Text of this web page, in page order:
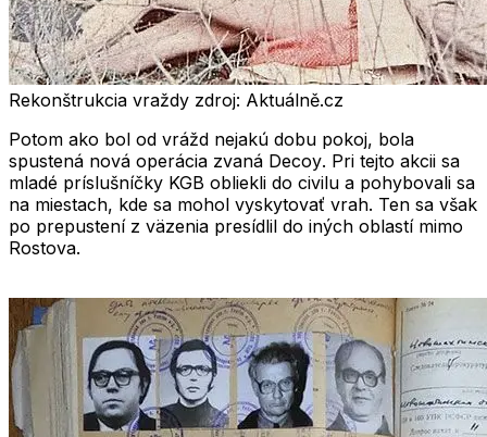
Rekonštrukcia vraždy zdroj: Aktuálně.cz
Potom ako bol od vrážd nejakú dobu pokoj, bola
spustená nová operácia zvaná Decoy. Pri tejto akcii sa
mladé príslušníčky KGB obliekli do civilu a pohybovali sa
na miestach, kde sa mohol vyskytovať vrah. Ten sa však
po prepustení z väzenia presídlil do iných oblastí mimo
Rostova.